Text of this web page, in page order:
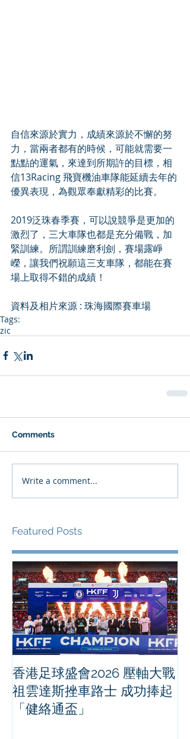
自信來源於實力，成績來源於不懈的努
力，當兩者都有的時候，可能就需要一
點點的運氣，來達到所期許的目標，相
信13Racing 飛寶機油車隊能延續去年的
優異表現，為觀眾奉獻精彩的比賽。
2019泛珠春季賽，可以說競爭是更加的
激烈了，三大車隊也都是充分備戰，加
緊訓練。所謂訓練磨利劍，賽場露崢
嶸，讓我們祝願這三支車隊，都能在賽
場上取得不錯的成績！
資料及相片來源 : 珠海國際賽車場
Tags:
zic
Comments
Write a comment...
Featured Posts
香港足球盛會2026 壓軸大戰
祖雲達斯挫車路士 成功捧起
「健絡通盃」